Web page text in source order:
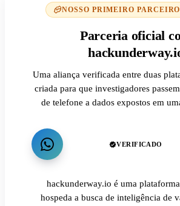
NOSSO PRIMEIRO
Parceria oficial
Uma aliança verificada entre duas
criada para que investigadores
de telefone a dados expostos em
VERIFICADO
hackunderway.io é uma
hospeda a busca de inteligência de